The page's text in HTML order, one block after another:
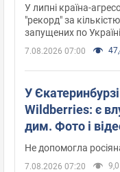
У липні країна-
"рекорд" за
запущених по Україні
7.08.2026 07:00
У
Wildberries: є
дим. Фото і
Не допомогла
7.08.2026 07:20